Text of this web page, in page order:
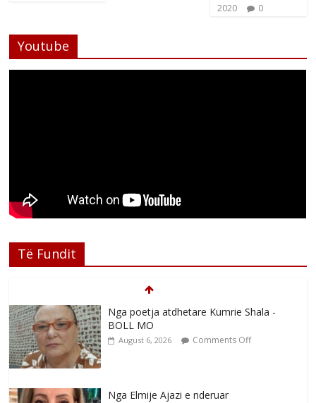
2020
0
Youtube
Të Fundit
Nga poetja atdhetare Kumrie Shala -
BOLL MO
August 6, 2026 Comments Off
Nga Elmije Ajazi e nderuar